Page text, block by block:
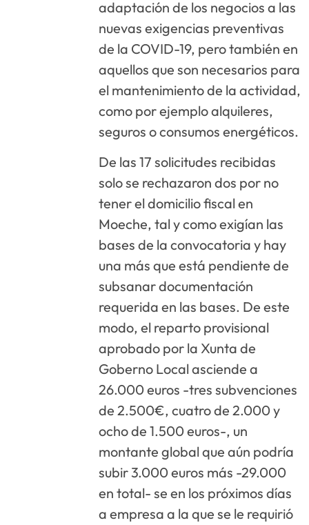
adaptación de los negocios a las
nuevas exigencias preventivas
de la COVID-19, pero también en
aquellos que son necesarios para
el mantenimiento de la actividad,
como por ejemplo alquileres,
seguros o consumos energéticos.
De las 17 solicitudes recibidas
solo se rechazaron dos por no
tener el domicilio fiscal en
Moeche, tal y como exigían las
bases de la convocatoria y hay
una más que está pendiente de
subsanar documentación
requerida en las bases. De este
modo, el reparto provisional
aprobado por la Xunta de
Goberno Local asciende a
26.000 euros -tres subvenciones
de 2.500€, cuatro de 2.000 y
ocho de 1.500 euros-, un
montante global que aún podría
subir 3.000 euros más -29.000
en total- se en los próximos días
a empresa a la que se le requirió